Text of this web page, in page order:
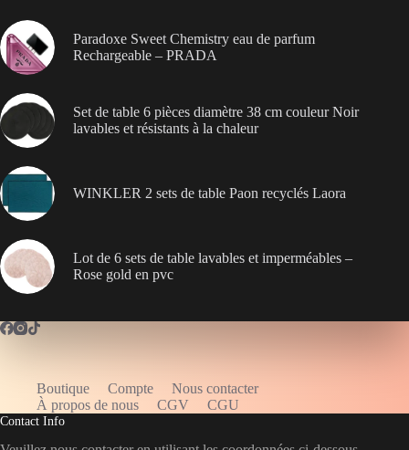
Paradoxe Sweet Chemistry eau de parfum
Rechargeable – PRADA
Set de table 6 pièces diamètre 38 cm couleur Noir
lavables et résistants à la chaleur
WINKLER 2 sets de table Paon recyclés Laora
Lot de 6 sets de table lavables et imperméables –
Rose gold en pvc
Boutique Compte
Nous contacter
À propos de nous
CGV CGU
Contact Info
WELCOME5